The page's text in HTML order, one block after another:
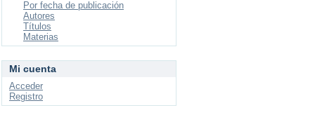
Por fecha de publicación
Autores
Títulos
Materias
Mi cuenta
Acceder
Registro